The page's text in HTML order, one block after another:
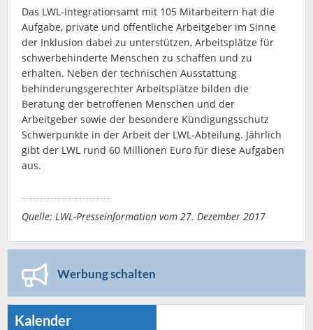
Das LWL-Integrationsamt mit 105 Mitarbeitern hat die
Aufgabe, private und öffentliche Arbeitgeber im Sinne
der Inklusion dabei zu unterstützen, Arbeitsplätze für
schwerbehinderte Menschen zu schaffen und zu
erhalten. Neben der technischen Ausstattung
behinderungsgerechter Arbeitsplätze bilden die
Beratung der betroffenen Menschen und der
Arbeitgeber sowie der besondere Kündigungsschutz
Schwerpunkte in der Arbeit der LWL-Abteilung. Jährlich
gibt der LWL rund 60 Millionen Euro für diese Aufgaben
aus.
Quelle: LWL-Presseinformation vom 27. Dezember 2017
Werbung schalten
Kalender